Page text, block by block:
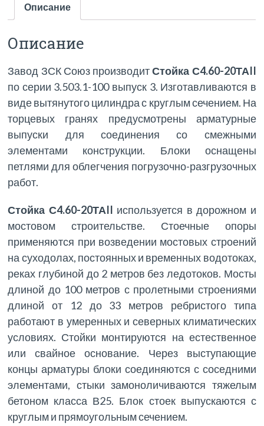
Описание
Описание
Завод ЗСК Союз производитСтойка С4.60-20ТАII
по серии 3.503.1-100 выпуск 3. Изготавливаются в
виде вытянутого цилиндра с круглым сечением. На
торцевых гранях предусмотрены арматурные
выпуски для соединения со смежными
элементами конструкции. Блоки оснащены
петлями для облегчения погрузочно-разгрузочных
работ.
Стойка С4.60-20ТАII используется в дорожном и
мостовом строительстве. Стоечные опоры
применяются при возведении мостовых строений
на суходолах, постоянных и временных водотоках,
реках глубиной до 2 метров без ледотоков. Мосты
длиной до 100 метров с пролетными строениями
длиной от 12 до 33 метров ребристого типа
работают в умеренных и северных климатических
условиях. Стойки монтируются на естественное
или свайное основание. Через выступающие
концы арматуры блоки соединяются с соседними
элементами, стыки замоноличиваются тяжелым
бетоном класса В25. Блок стоек выпускаются с
круглым и прямоугольным сечением.